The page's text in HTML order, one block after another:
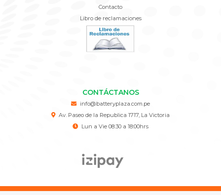
Contacto
Libro de reclamaciones
CONTÁCTANOS
info@batteryplaza.com.pe
Av. Paseo de la Republica 1717, La Victoria
Lun a Vie 08:30 a 18:00hrs